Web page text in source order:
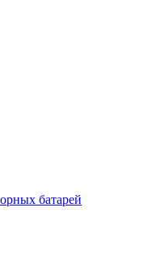
батарей